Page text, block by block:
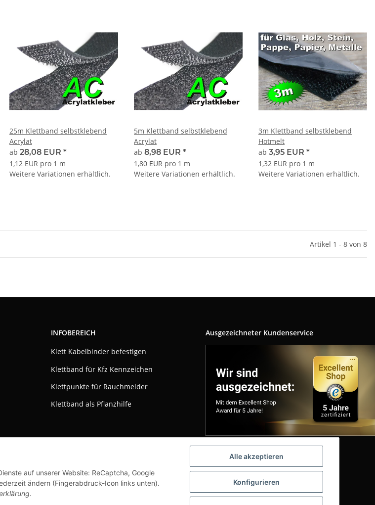
Alle akzeptieren
Konfigurieren
auf unserer Website: ReCaptcha, Google
ändern (Fingerabdruck-Icon links unten).
.
25m Klettband selbstklebend
Acrylat
ab 28,08 EUR *
1,12 EUR pro 1 m
Weitere Variationen erhältlich.
5m Klettband selbstklebend
Acrylat
ab 8,98 EUR *
1,80 EUR pro 1 m
Weitere Variationen erhältlich.
3m Klettband selbstklebend
Hotmelt
ab 3,95 EUR *
1,32 EUR pro 1 m
Weitere Variationen erhältlich.
Artikel 1 - 8 von 8
INFOBEREICH
Klett Kabelbinder befestigen
Klettband für Kfz Kennzeichen
Klettpunkte für Rauchmelder
Klettband als Pflanzhilfe
Ausgezeichneter Kundenservice